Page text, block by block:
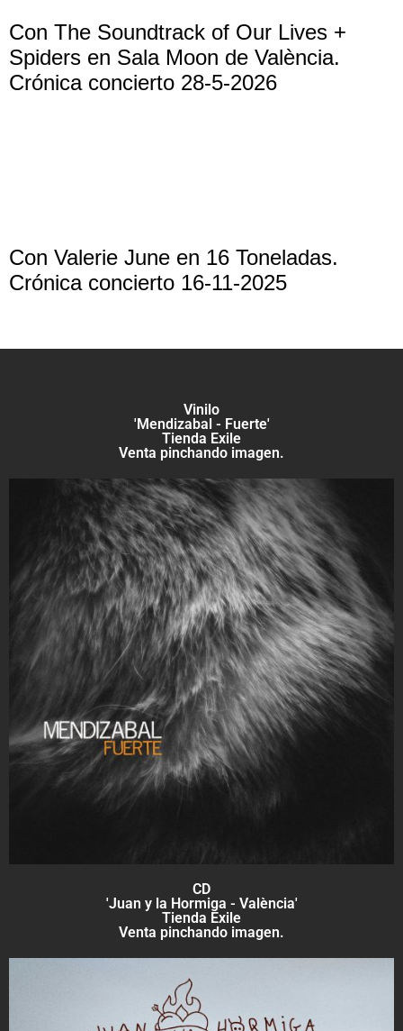
Con The Soundtrack of Our Lives +
Spiders en Sala Moon de València.
Crónica concierto 28-5-2026
Con Valerie June en 16 Toneladas.
Crónica concierto 16-11-2025
Vinilo
'Mendizabal - Fuerte'
Tienda Exile
Venta pinchando imagen.
CD
'Juan y la Hormiga - València'
Tienda Exile
Venta pinchando imagen.